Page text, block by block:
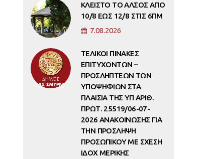
ΚΛΕΙΣΤΟ ΤΟ ΑΛΣΟΣ ΑΠΟ
10/8 ΕΩΣ 12/8 ΣΤΙΣ 6ΠΜ
7.08.2026
ΤΕΛΙΚΟΙ ΠΙΝΑΚΕΣ
ΕΠΙΤΥΧΟΝΤΩΝ –
ΠΡΟΣΛΗΠΤΕΩΝ ΤΩΝ
ΥΠΟΨΗΦΙΩΝ ΣΤΑ
ΠΛΑΙΣΙΑ ΤΗΣ ΥΠ ΑΡΙΘ.
ΠΡΩΤ. 25519/06-07-
2026 ΑΝΑΚΟΙΝΩΣΗΣ ΓΙΑ
ΤΗΝ ΠΡΟΣΛΗΨΗ
ΠΡΟΣΩΠΙΚΟΥ ΜΕ ΣΧΕΣΗ
ΙΔΟΧ ΜΕΡΙΚΗΣ